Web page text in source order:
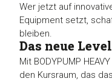
Wer jetzt auf
Equipment setzt,
bleiben.
Das neue
Mit BODYPUMP
den Kursraum, das